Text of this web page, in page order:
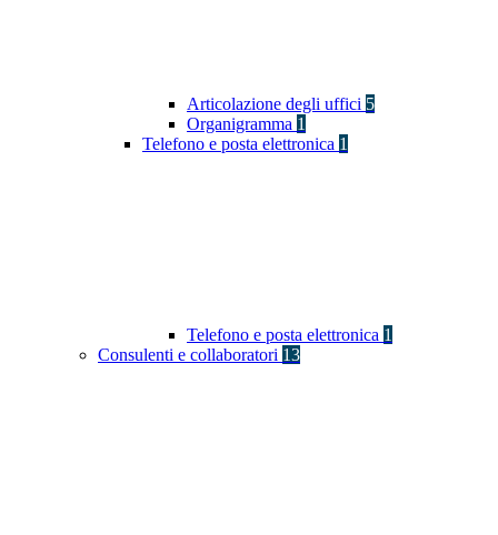
Articolazione degli uffici 5
Organigramma 1
Telefono e posta elettronica 1
Telefono e posta elettronica 1
Consulenti e collaboratori 13